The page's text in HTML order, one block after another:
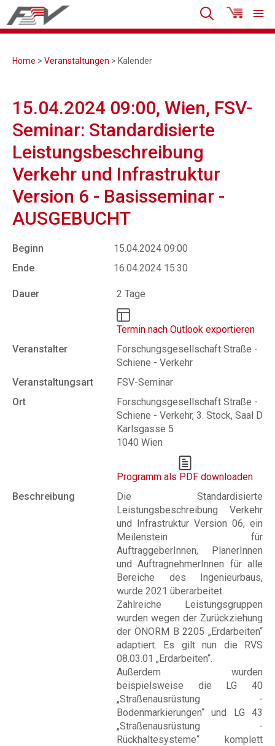
Home > Veranstaltungen > Kalender
15.04.2024 09:00, Wien, FSV-
Seminar: Standardisierte
Leistungsbeschreibung
Verkehr und Infrastruktur
Version 6 - Basisseminar -
AUSGEBUCHT
Beginn
15.04.2024 09:00
Ende
16.04.2024 15:30
Dauer 2 Tage
Termin nach Outlook exportieren
Veranstalter
Forschungsgesellschaft Straße -
Schiene - Verkehr
Veranstaltungsart
FSV-Seminar
Ort
Forschungsgesellschaft Straße -
Schiene - Verkehr, 3. Stock, Saal D
Karlsgasse 5
1040 Wien
Programm als PDF downloaden
Beschreibung
Die Standardisierte
Leistungsbeschreibung Verkehr
und Infrastruktur Version 06, ein
Meilenstein für
AuftraggeberInnen, PlanerInnen
und AuftragnehmerInnen für alle
Bereiche des Ingenieurbaus,
wurde 2021 überarbeitet.
Zahlreiche Leistungsgruppen
wurden wegen der Zurückziehung
der ÖNORM B 2205 „Erdarbeiten“
adaptiert. Es gilt nun die RVS
08.03.01 „Erdarbeiten“.
Außerdem wurden
beispielsweise die LG 40
„Straßenausrüstung -
Bodenmarkierungen“ und LG 43
„Straßenausrüstung -
Rückhaltesysteme“ komplett